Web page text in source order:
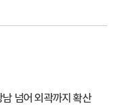
넘어 외곽까지 확산